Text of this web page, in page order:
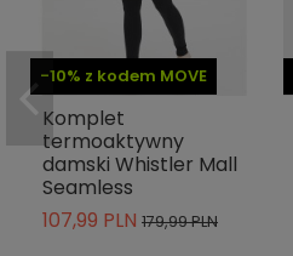
-10% z kodem MOVE
Komplet
termoaktywny
damski Whistler Mall
Seamless
107,99 PLN 179,99 PLN